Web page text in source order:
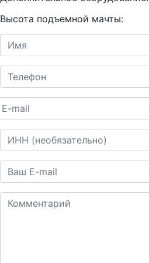
Высота подъемной мачты: